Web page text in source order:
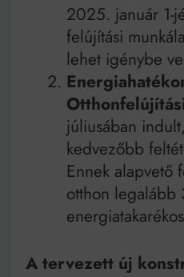
2025. január 1-
felújítási
lehet igénybe
júliusában
kedvezőbb
Ennek alapvető
otthon legalább
A tervezett új